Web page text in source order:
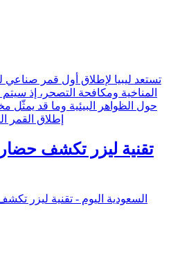
تستعد ليبيا لإطلاق أول قمر
المناخية ومكافحة التصحر، إذ سيتم
حول الظواهر البيئية وما قد يمثّل
إطلاق
تقنية ليزر تكشف